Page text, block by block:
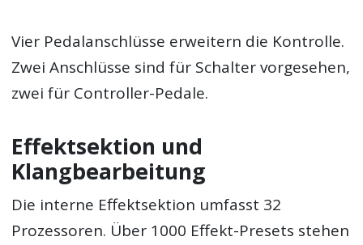
Vier Pedalanschlüsse erweitern die Kontrolle.
Zwei Anschlüsse sind für Schalter vorgesehen,
zwei für Controller-Pedale.
Effektsektion und
Klangbearbeitung
Die interne Effektsektion umfasst 32
Prozessoren. Über 1000 Effekt-Presets stehen